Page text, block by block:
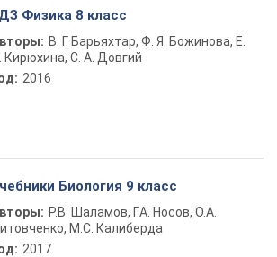
Физика 8 класс
В. Г. Барьяхтар, Ф. Я. Божинова, Е.
Кирюхина, С. А. Довгий
2016
Биология 9 класс
Р.В. Шаламов, Г.А. Носов, О.А.
М.С. Калиберда
2017